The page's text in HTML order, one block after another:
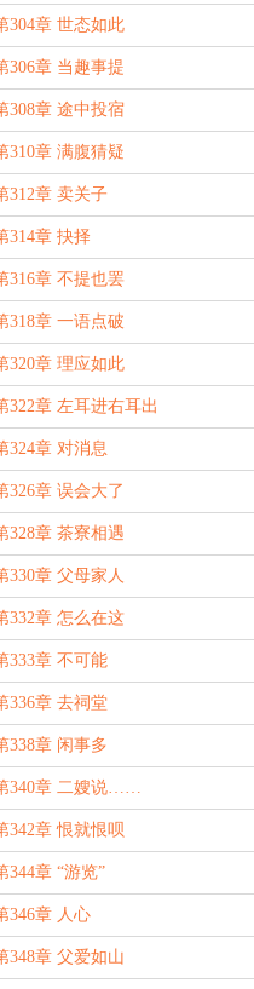
304章 世态如此
306章 当趣事提
308章 途中投宿
310章 满腹猜疑
312章 卖关子
314章 抉择
316章 不提也罢
318章 一语点破
320章 理应如此
322章 左耳进右耳出
324章 对消息
326章 误会大了
328章 茶寮相遇
330章 父母家人
332章 怎么在这
333章 不可能
336章 去祠堂
338章 闲事多
340章 二嫂说……
342章 恨就恨呗
344章 “游览”
346章 人心
348章 父爱如山